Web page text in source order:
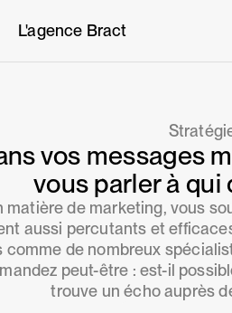
L'agence Bract
vos messages
vous parler à qui
matière de marketing, vous
aussi percutants et
comme de nombreux
peut-être : est-il
trouve un écho auprès